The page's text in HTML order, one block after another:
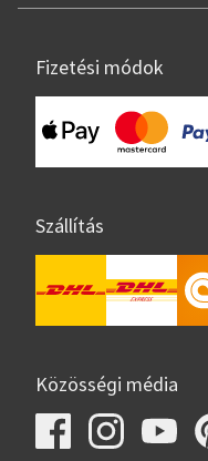
Fizetési módok
Szállítás
Közösségi média